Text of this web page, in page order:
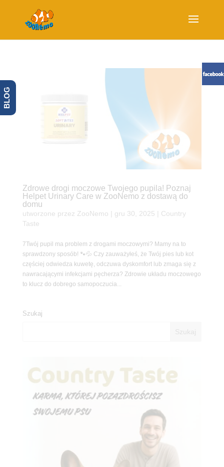
Zdrowe drogi moczowe Twojego pupila! Poznaj
Helpet Urinary Care w ZooNemo z dostawą do
domu
utworzone przez ZooNemo gru 30, 2025
Country
Taste
7Twój pupil ma problem z drogami moczowymi? Mamy na to
sprawdzony sposób! 🐾💦 Czy zauważyłeś, że Twój pies lub kot
częściej odwiedza kuwetę, odczuwa dyskomfort lub zmaga się z
nawracającymi infekcjami pęcherza? Zdrowie układu moczowego
to klucz do dobrego samopoczucia...
Szukaj
BLOG